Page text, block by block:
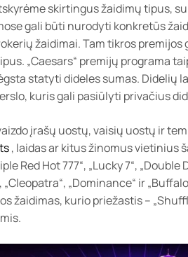
skirtingus žaidimų tipus,
gali būti nurodyti konkretūs
žaidimai. Tam tikros
„Caesars“ premijų programa
statyti dideles sumas. Didelių
kuris gali pasiūlyti privačius
įrašų uostų, vaisių uostų ir
, laidas ar kitus žinomus vietinius
Red Hot 777“, „Lucky 7“,
„Cleopatra“, „Dominance“ ir
žaidimas, kurio priežastis –